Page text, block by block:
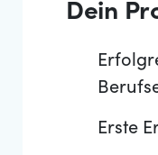
Dein
Erste